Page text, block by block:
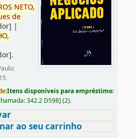
NETO,
de
|
.
:Itens disponíveis para empréstimo:
342.2 D598] (2).
ao seu carrinho